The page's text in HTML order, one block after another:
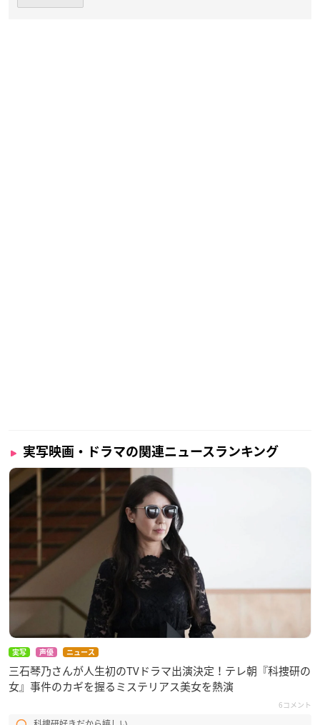
実写映画・ドラマの関連ニュースランキング
実写 声優 ニュース
三石琴乃さんが人生初のTVドラマ出演決定！テレ朝『科捜研の
女』事件のカギを握るミステリアス美女を熱演
6コメント